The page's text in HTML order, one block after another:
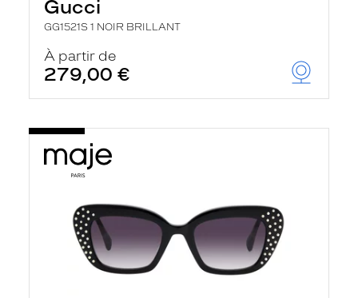
Gucci
GG1521S 1 NOIR BRILLANT
À partir de
279,00 €